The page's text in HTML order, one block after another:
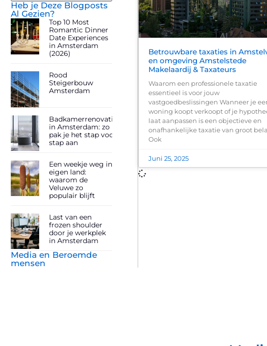
Heb je Deze Blogposts
Al Gezien?
Top 10 Most
Romantic Dinner
Date Experiences
in Amsterdam
(2026)
Rood
Steigerbouw
Amsterdam
Badkamerrenovatie
in Amsterdam: zo
pak je het stap voor
stap aan
Een weekje weg in
eigen land:
waarom de
Veluwe zo
populair blijft
Last van een
frozen shoulder
door je werkplek
in Amsterdam
Media en Beroemde
mensen
Betrouwbare taxaties in
en omgeving Amstelstede
Makelaardij & Taxateurs
Waarom een professionele taxatie
essentieel is voor jouw
vastgoedbeslissingen Wanneer je
woning koopt verkoopt of je
laat aanpassen is een objectieve en
onafhankelijke taxatie van groot
Ook
Juni 25, 2025